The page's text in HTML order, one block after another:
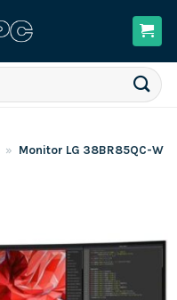
» Monitor LG 38BR85QC-W